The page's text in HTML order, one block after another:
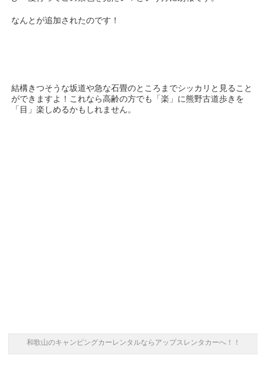
なんとが追加されたのです！
結構きつそうな坂道や急な石畳のところまでシッカリと見ること
ができますよ！これなら高齢の方でも「楽」に熊野古道歩きを
「目」楽しめるかもしれません。
和歌山のキャンピングカーレンタルならアップスレンタカーへ！！